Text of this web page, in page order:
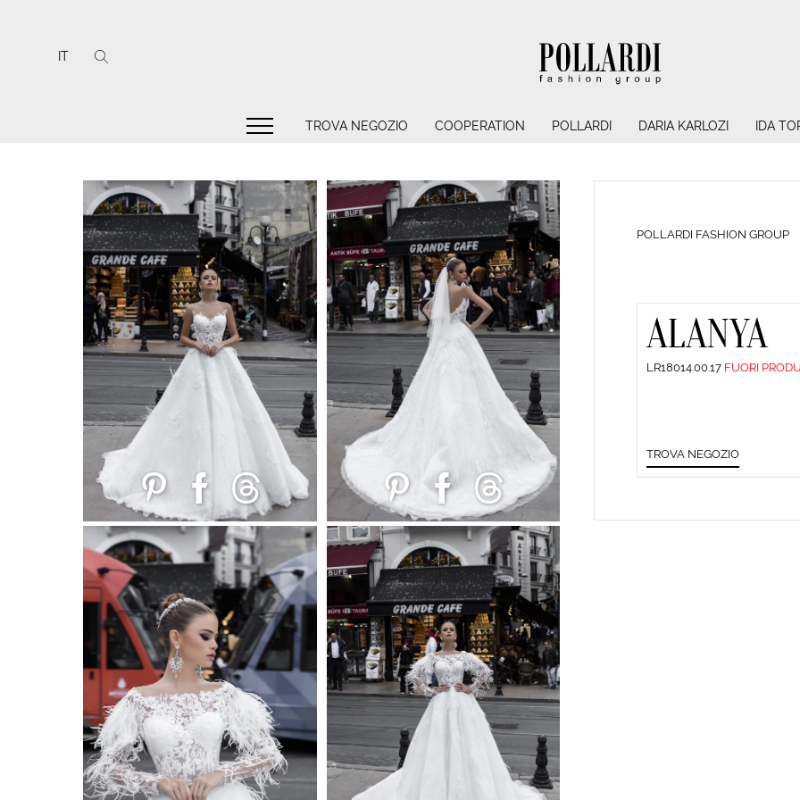
IT
TROVA NEGOZIO COOPERATION POLLARDI DARIA KARLOZI IDA
POLLARDI FASHION GROUP
ALANYA
LR18014.00.17 FUORI
TROVA NEGOZIO